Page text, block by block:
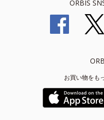
ORBIS
お買い物をも